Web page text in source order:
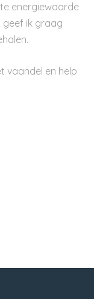
energiewaarde
geef ik graag
vaandel en help